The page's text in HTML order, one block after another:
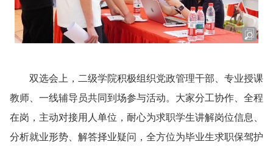
双选会上，二级学院积极组织党政管理干部、专业授课
教师、一线辅导员共同到场参与活动。大家分工协作、全程
在岗，主动对接用人单位，耐心为求职学生讲解岗位信息、
分析就业形势、解答择业疑问，全方位为毕业生求职保驾护